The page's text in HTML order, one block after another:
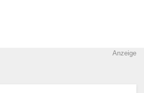
Anzeige